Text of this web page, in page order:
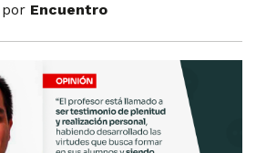
Encuentro